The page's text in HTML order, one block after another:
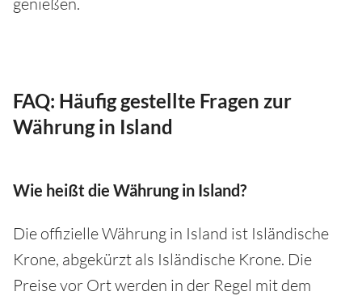
FAQ: Häufig gestellte Fragen zur
Währung in Island
Wie heißt die Währung in Island?
Die offizielle Währung in Island ist Isländische
Krone, abgekürzt als Isländische Krone. Die
Preise vor Ort werden in der Regel mit dem